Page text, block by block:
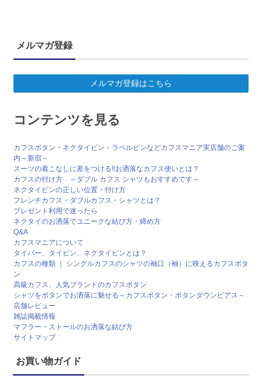
メルマガ登録
メルマガ登録はこちら
コンテンツを見る
カフスボタン・ネクタイピン・ラペルピンなどカフスマニア実店舗のご案
内～新宿～
スーツの着こなしに差をつける!!お洒落なカフス使いとは？
カフスの付け方 ～ダブル カフス シャツもおすすめです～
ネクタイピンの正しい位置・付け方
フレンチカフス・ダブルカフス・シャツとは？
プレゼント利用で迷ったら
ネクタイのお洒落でユニークな結び方・締め方
Q&A
カフスマニアについて
タイバー、タイピン、ネクタイピンとは？
カフスの種類 ｜ シングルカフスのシャツの袖口（袖）に映えるカフスボタ
ン
高級カフス、人気ブランドのカフスボタン
シャツをボタンでお洒落に魅せる～カフスボタン・ボタンダウンピアス～
店舗レビュー
雑誌掲載情報
マフラー・ストールのお洒落な結び方
サイトマップ
お買い物ガイド